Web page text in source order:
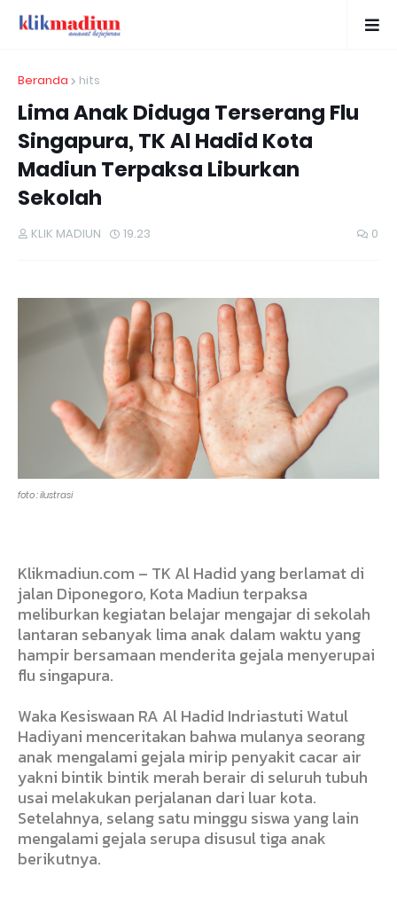
Beranda hits
Lima Anak Diduga Terserang Flu
Singapura, TK Al Hadid Kota
Madiun Terpaksa Liburkan
Sekolah
KLIK MADIUN 19.23 0
foto : ilustrasi
Klikmadiun.com – TK Al Hadid yang berlamat di
jalan Diponegoro, Kota Madiun terpaksa
meliburkan kegiatan belajar mengajar di sekolah
lantaran sebanyak lima anak dalam waktu yang
hampir bersamaan menderita gejala menyerupai
flu singapura.
Waka Kesiswaan RA Al Hadid Indriastuti Watul
Hadiyani menceritakan bahwa mulanya seorang
anak mengalami gejala mirip penyakit cacar air
yakni bintik bintik merah berair di seluruh tubuh
usai melakukan perjalanan dari luar kota.
Setelahnya, selang satu minggu siswa yang lain
mengalami gejala serupa disusul tiga anak
berikutnya.